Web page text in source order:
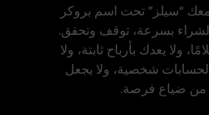
“سيلز” تحت اسم بروكر
بسرعة، توقف وتحقق.
ولا يعدك بأرباح ثابتة، ولا
شخصية، ولا يجعل
من ضياع فرصة.